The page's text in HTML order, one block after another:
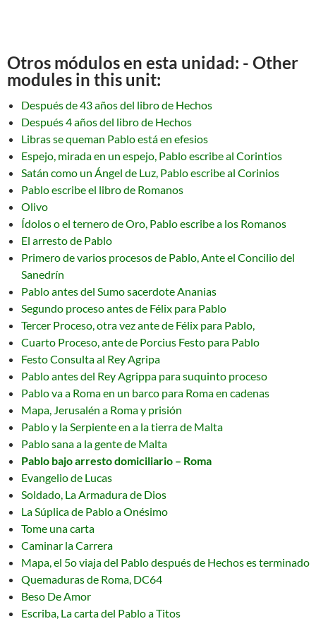
Otros módulos en esta unidad: - Other
modules in this unit:
Después de 43 años del libro de Hechos
Después 4 años del libro de Hechos
Libras se queman Pablo está en efesios
Espejo, mirada en un espejo, Pablo escribe al Corintios
Satán como un Ángel de Luz, Pablo escribe al Corinios
Pablo escribe el libro de Romanos
Olivo
Ídolos o el ternero de Oro, Pablo escribe a los Romanos
El arresto de Pablo
Primero de varios procesos de Pablo, Ante el Concilio del
Sanedrín
Pablo antes del Sumo sacerdote Ananias
Segundo proceso antes de Félix para Pablo
Tercer Proceso, otra vez ante de Félix para Pablo,
Cuarto Proceso, ante de Porcius Festo para Pablo
Festo Consulta al Rey Agripa
Pablo antes del Rey Agrippa para suquinto proceso
Pablo va a Roma en un barco para Roma en cadenas
Mapa, Jerusalén a Roma y prisión
Pablo y la Serpiente en a la tierra de Malta
Pablo sana a la gente de Malta
Pablo bajo arresto domiciliario – Roma
Evangelio de Lucas
Soldado, La Armadura de Dios
La Súplica de Pablo a Onésimo
Tome una carta
Caminar la Carrera
Mapa, el 5o viaja del Pablo después de Hechos es terminado
Quemaduras de Roma, DC64
Beso De Amor
Escriba, La carta del Pablo a Titos